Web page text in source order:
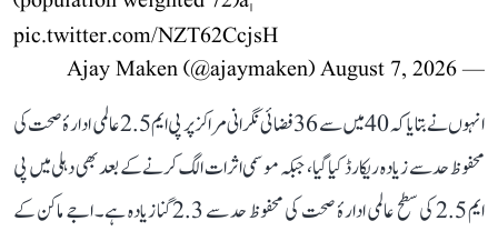
pic.twitter.com/NZT62CcjsH
— Ajay Maken (@ajaymaken)
August 7, 2026
انہوں نے بتایا کہ 40 میں سے 36 فضائی نگرانی مراکز پر پی ایم 2.5 عالمی ادارۂ صحت کی
محفوظ حد سے زیادہ ریکارڈ کیا گیا، جبکہ موسمی اثرات الگ کرنے کے بعد بھی دہلی میں پی
ایم 2.5 کی سطح عالمی ادارۂ صحت کی محفوظ حد سے 2.3 گنا زیادہ ہے۔ اجے ماکن کے